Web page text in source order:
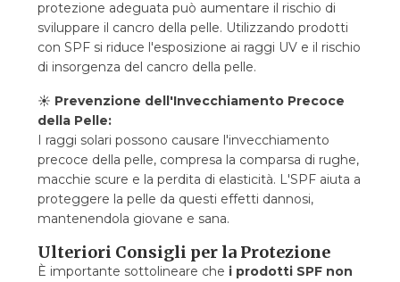
protezione adeguata può aumentare il rischio di
sviluppare il cancro della pelle. Utilizzando prodotti
con SPF si riduce l'esposizione ai raggi UV e il rischio
di insorgenza del cancro della pelle.
☀️ Prevenzione dell'Invecchiamento Precoce
della Pelle:
I raggi solari possono causare l'invecchiamento
precoce della pelle, compresa la comparsa di rughe,
macchie scure e la perdita di elasticità. L'SPF aiuta a
proteggere la pelle da questi effetti dannosi,
mantenendola giovane e sana.
Ulteriori Consigli per la Protezione
È importante sottolineare che i prodotti SPF non